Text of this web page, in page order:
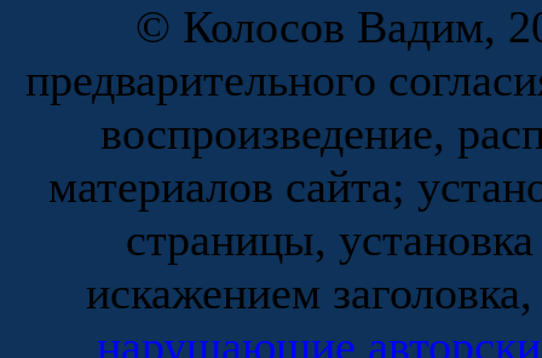
© Колосов Вадим,
предварительного
воспроизведение,
материалов сайта;
страницы,
искажением
нарушающие